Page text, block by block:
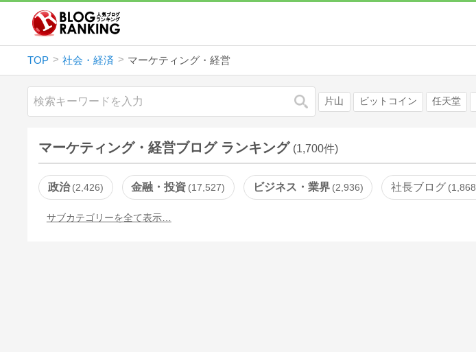
TOP 社会・経済 マーケティング・経営
検索 片山 ビットコイン 任天堂
マーケティング・経営ブログ ランキング (1,700件)
政治 2,426 金融・投資 17,527 ビジネス・業界 2,936 社長ブログ 1,868
サブカテゴリーを全て表示…